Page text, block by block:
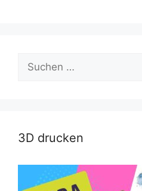
Suche
nach:
3D drucken